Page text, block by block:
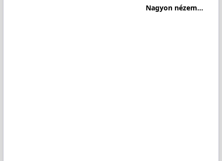
Nagyon nézem...